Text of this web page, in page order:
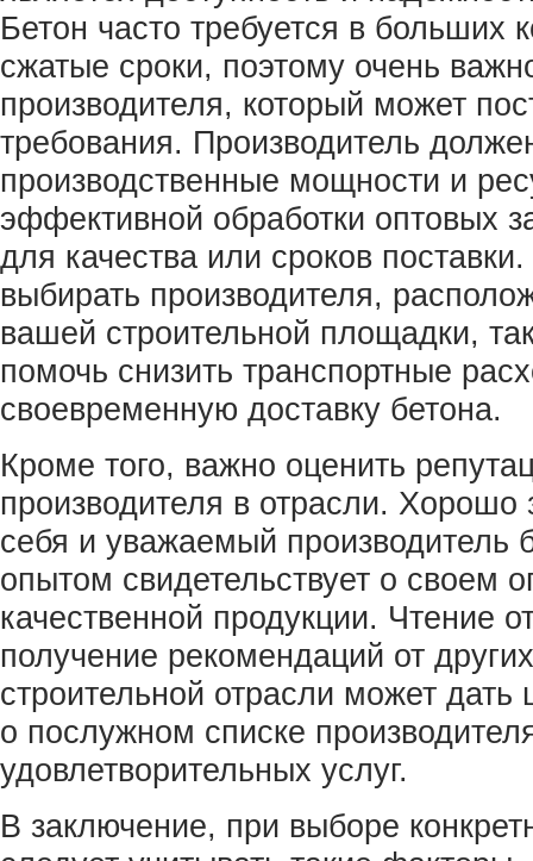
Бетон часто требуется в больших
сжатые сроки, поэтому очень
производителя, который может
требования. Производитель
производственные мощности и
эффективной обработки оптовых
для качества или сроков
выбирать производителя,
вашей строительной площадки,
помочь снизить транспортные
своевременную доставку бетона.
Кроме того, важно оценить
производителя в отрасли.
себя и уважаемый производитель
опытом свидетельствует о своем
качественной продукции. Чтение
получение рекомендаций от
строительной отрасли может
о послужном списке
удовлетворительных услуг.
В заключение, при выборе